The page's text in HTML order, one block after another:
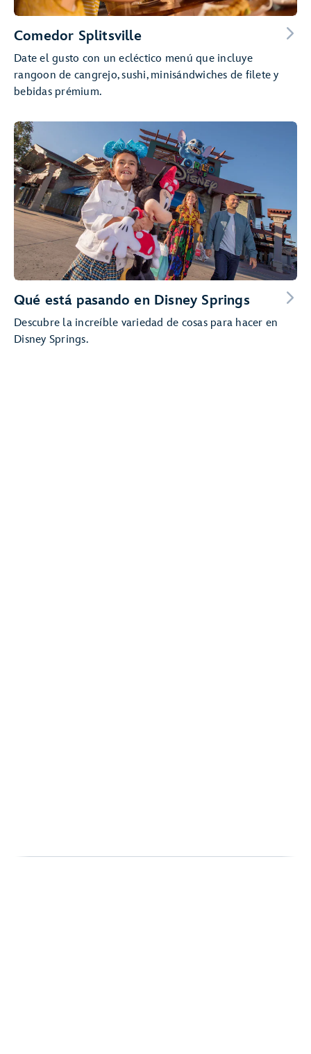
Comedor Splitsville
Date el gusto con un ecléctico menú que incluye
rangoon de cangrejo, sushi, minisándwiches de filete y
bebidas prémium.
Qué está pasando en Disney Springs
Descubre la increíble variedad de cosas para hacer en
Disney Springs.